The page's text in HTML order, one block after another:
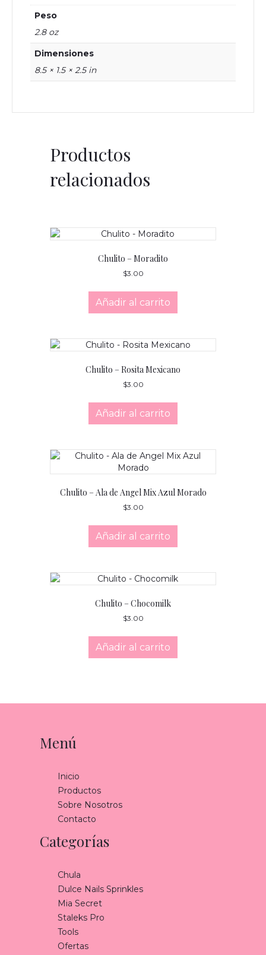
Peso
2.8 oz
Dimensiones
8.5 × 1.5 × 2.5 in
Productos
relacionados
Chulito – Moradito
$3.00
Añadir al carrito
Chulito – Rosita Mexicano
$3.00
Añadir al carrito
Chulito – Ala de Angel Mix Azul Morado
$3.00
Añadir al carrito
Chulito – Chocomilk
$3.00
Añadir al carrito
Menú
Inicio
Productos
Sobre Nosotros
Contacto
Categorías
Chula
Dulce Nails Sprinkles
Mia Secret
Staleks Pro
Tools
Ofertas